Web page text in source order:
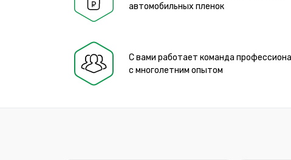
автомобильных пленок
С вами работает команда
с многолетним опытом